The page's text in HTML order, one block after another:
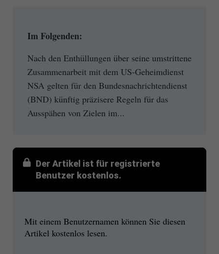
Im Folgenden:
Nach den Enthüllungen über seine umstrittene
Zusammenarbeit mit dem US-Geheimdienst
NSA gelten für den Bundesnachrichtendienst
(BND) künftig präzisere Regeln für das
Ausspähen von Zielen im...
Der Artikel ist für registrierte
Benutzer kostenlos.
Mit einem Benutzernamen können Sie diesen
Artikel kostenlos lesen.